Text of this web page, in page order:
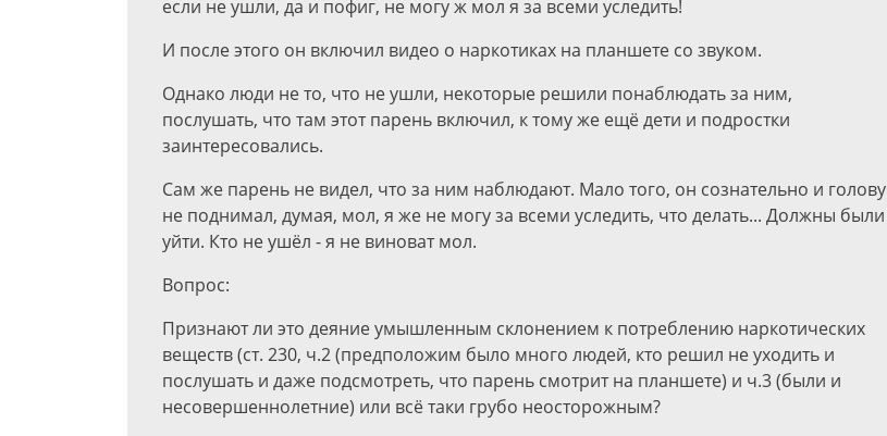
если не ушли, да и пофиг, не могу ж мол я за всеми уследить!
И после этого он включил видео о наркотиках на планшете со звуком.
Однако люди не то, что не ушли, некоторые решили понаблюдать за ним,
послушать, что там этот парень включил, к тому же ещё дети и подростки
заинтересовались.
Сам же парень не видел, что за ним наблюдают. Мало того, он сознательно и голову
не поднимал, думая, мол, я же не могу за всеми уследить, что делать... Должны были
уйти. Кто не ушёл - я не виноват мол.
Вопрос:
Признают ли это деяние умышленным склонением к потреблению наркотических
веществ (ст. 230, ч.2 (предположим было много людей, кто решил не уходить и
послушать и даже подсмотреть, что парень смотрит на планшете) и ч.3 (были и
несовершеннолетние) или всё таки грубо неосторожным?